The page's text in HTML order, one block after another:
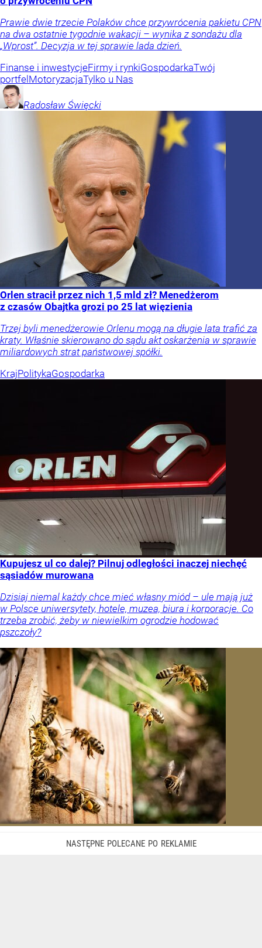
Prawie dwie trzecie Polaków chce przywrócenia pakietu CPN
na dwa ostatnie tygodnie wakacji – wynika z sondażu dla
„Wprost”. Decyzja w tej sprawie lada dzień.
Finanse i inwestycjeFirmy i rynkiGospodarkaTwój
portfelMotoryzacjaTylko u Nas
Radosław Święcki
Orlen stracił przez nich 1,5 mld zł? Menedżerom
z czasów Obajtka grozi po 25 lat więzienia
Trzej byli menedżerowie Orlenu mogą na długie lata trafić za
kraty. Właśnie skierowano do sądu akt oskarżenia w sprawie
miliardowych strat państwowej spółki.
KrajPolitykaGospodarka
Kupujesz ul co dalej? Pilnuj odległości inaczej niechęć
sąsiadów murowana
Dzisiaj niemal każdy chce mieć własny miód – ule mają już
w Polsce uniwersytety, hotele, muzea, biura i korporacje. Co
trzeba zrobić, żeby w niewielkim ogrodzie hodować
pszczoły?